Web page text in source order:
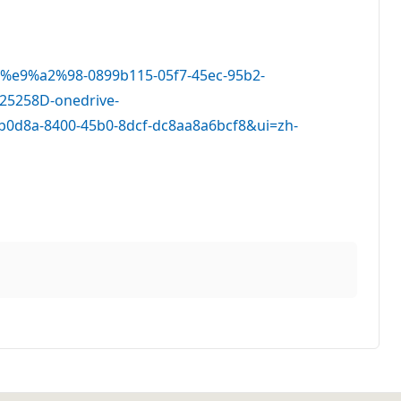
0899b115-05f7-45ec-95b2-
onedrive-
8400-45b0-8dcf-dc8aa8a6bcf8&ui=zh-